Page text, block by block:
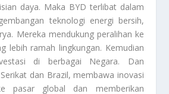
daya. Maka BYD terlibat dalam
teknologi energi bersih,
Mereka mendukung peralihan ke
lebih ramah lingkungan. Kemudian
di berbagai Negara. Dan
dan Brazil, membawa inovasi
pasar global dan memberikan